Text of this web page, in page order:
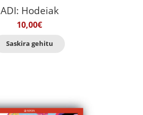
ADI: Hodeiak
10,00€
Saskira gehitu